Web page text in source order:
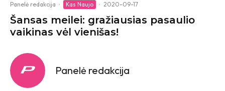
Panelė redakcija · Kas Naujo · 2020-09-17
Šansas meilei: gražiausias pasaulio
vaikinas vėl vienišas!
Panelė redakcija